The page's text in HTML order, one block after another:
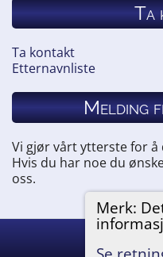
Merk:
Ta
Ta kontakt
Etternavnliste
Melding
Vi gjør vårt ytterste for
Hvis du har noe du
oss.